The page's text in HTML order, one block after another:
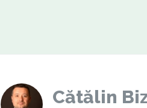
Cătălin